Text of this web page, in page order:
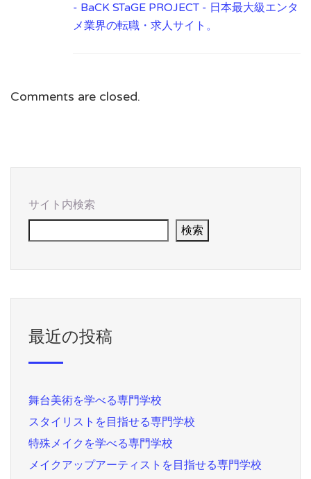
- BaCK STaGE PROJECT - 日本最大級エンタ
メ業界の転職・求人サイト。
Comments are closed.
サイト内検索
検索
最近の投稿
舞台美術を学べる専門学校
スタイリストを目指せる専門学校
特殊メイクを学べる専門学校
メイクアップアーティストを目指せる専門学校